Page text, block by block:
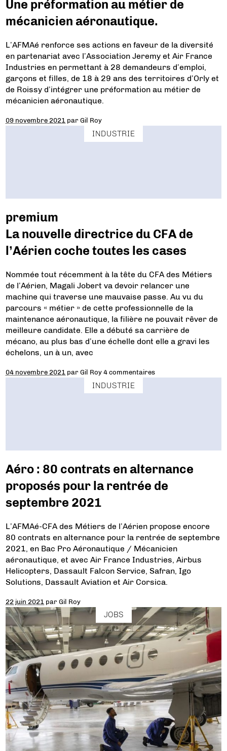
Une préformation au métier de
mécanicien aéronautique.
L’AFMAé renforce ses actions en faveur de la diversité
en partenariat avec l’Association Jeremy et Air France
Industries en permettant à 28 demandeurs d’emploi,
garçons et filles, de 18 à 29 ans des territoires d’Orly et
de Roissy d’intégrer une préformation au métier de
mécanicien aéronautique.
09 novembre 2021 parGil Roy
INDUSTRIE
premium
La nouvelle directrice du CFA de
l’Aérien coche toutes les cases
Nommée tout récemment à la tête du CFA des Métiers
de l’Aérien, Magali Jobert va devoir relancer une
machine qui traverse une mauvaise passe. Au vu du
parcours « métier » de cette professionnelle de la
maintenance aéronautique, la filière ne pouvait rêver de
meilleure candidate. Elle a débuté sa carrière de
mécano, au plus bas d’une échelle dont elle a gravi les
échelons, un à un, avec
04 novembre 2021 parGil Roy 4 commentaires
INDUSTRIE
Aéro : 80 contrats en alternance
proposés pour la rentrée de
septembre 2021
L’AFMAé-CFA des Métiers de l’Aérien propose encore
80 contrats en alternance pour la rentrée de septembre
2021, en Bac Pro Aéronautique / Mécanicien
aéronautique, et avec Air France Industries, Airbus
Helicopters, Dassault Falcon Service, Safran, Igo
Solutions, Dassault Aviation et Air Corsica.
22 juin 2021 parGil Roy
JOBS